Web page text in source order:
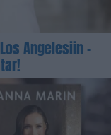
Angelesiin –